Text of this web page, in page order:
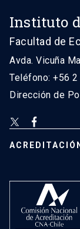
Instituto
Facultad de
Avda. Vicuña
Teléfono: +56
Dirección de
ACREDITACIÓN